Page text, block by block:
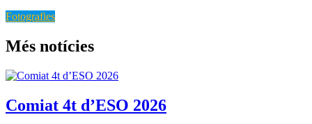
Fotografies
Més notícies
Comiat 4t d’ESO 2026